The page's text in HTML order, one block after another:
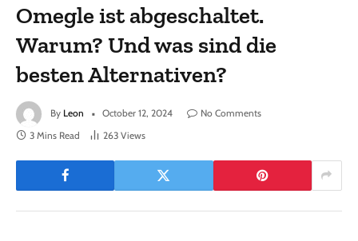
Omegle ist abgeschaltet.
Warum? Und was sind die
besten Alternativen?
By Leon October 12, 2024
No Comments
3 Mins Read
263 Views